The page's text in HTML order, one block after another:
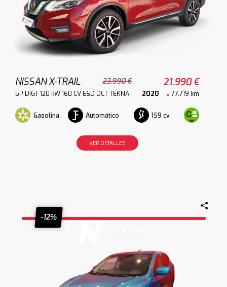
NISSAN X-TRAIL 23.990 € 21.990 €
5P DIGT 120 kW 160 CV E6D DCT TEKNA 2020 77.719 km
Gasolina Automático 159 cv
VER DETALLES
-12%